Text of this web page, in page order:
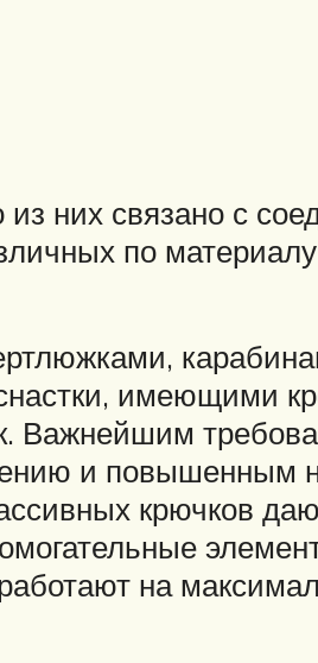
них связано с
по материалу
имеющими
Важнейшим
и повышенным
крючков
на